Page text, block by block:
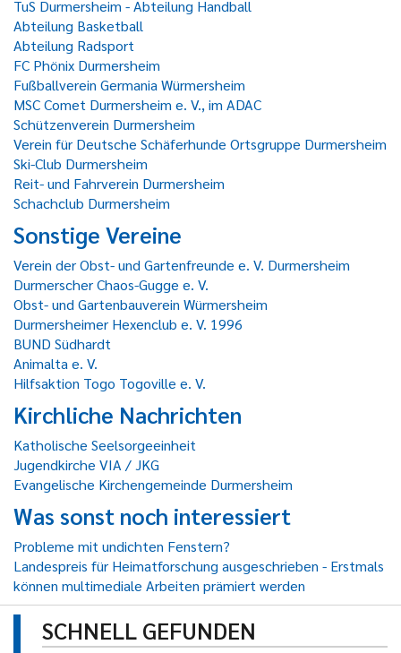
TuS Durmersheim - Abteilung Handball
Abteilung Basketball
Abteilung Radsport
FC Phönix Durmersheim
Fußballverein Germania Würmersheim
MSC Comet Durmersheim e. V., im ADAC
Schützenverein Durmersheim
Verein für Deutsche Schäferhunde Ortsgruppe Durmersheim
Ski-Club Durmersheim
Reit- und Fahrverein Durmersheim
Schachclub Durmersheim
Sonstige Vereine
Verein der Obst- und Gartenfreunde e. V. Durmersheim
Durmerscher Chaos-Gugge e. V.
Obst- und Gartenbauverein Würmersheim
Durmersheimer Hexenclub e. V. 1996
BUND Südhardt
Animalta e. V.
Hilfsaktion Togo Togoville e. V.
Kirchliche Nachrichten
Katholische Seelsorgeeinheit
Jugendkirche VIA / JKG
Evangelische Kirchengemeinde Durmersheim
Was sonst noch interessiert
Probleme mit undichten Fenstern?
Landespreis für Heimatforschung ausgeschrieben - Erstmals
können multimediale Arbeiten prämiert werden
SCHNELL GEFUNDEN